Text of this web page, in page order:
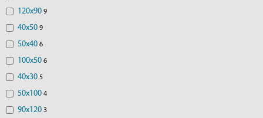
120x90 9
40x50 9
50x40 6
100x50 6
40x30 5
50x100 4
90x120 3